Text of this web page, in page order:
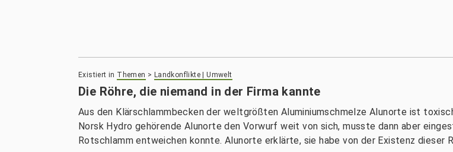
Existiert in Themen > Landkonflikte | Umwelt
Die Röhre, die niemand in der Firma kannte
Aus den Klärschlammbecken der weltgrößten Aluminiumschmelze Alunorte ist
Norsk Hydro gehörende Alunorte den Vorwurf weit von sich, musste dann aber
Rotschlamm entweichen konnte. Alunorte erklärte, sie habe von der Existenz dieser